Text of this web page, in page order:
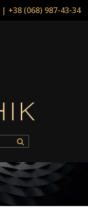
| +38 (068) 987-43-34